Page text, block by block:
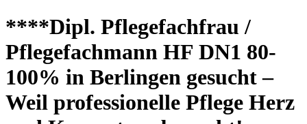
****Dipl. Pflegefachfrau /
Pflegefachmann HF DN1 80-
100% in Berlingen gesucht –
Weil professionelle Pflege Herz